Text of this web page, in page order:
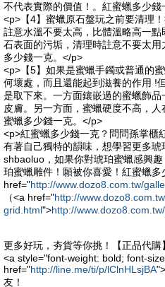
不代表實際的價值！。紅蜜蠟多少錢
<p>【4】蜜蠟原石盤玩之前要清理
註意水溫不要太高，比體溫略高一
石表面的污垢，清理時註意不要太
多少錢一克。</p>
<p>【5】如果是蜜蠟手鐲或普通的
何壞處，而且還能起到滋養的作用 !
是取下來。一方面鑲嵌過的蜜蠟飾
皮膚。另一方面，蜜蠟硬度不高，
蜜蠟多少錢一克。</p>
<p>紅蜜蠟多少錢一克？問問孫掌櫃
有著自己獨特的韻味，想學習更多
shbaoluo，如果你對琥珀蜜蠟感興
珀蜜蠟雕件！願被你喜愛！紅蜜蠟多少錢一
href="http://www.dozo8.com.tw/
（<a href="http://
grid.html">http://
更多好玩，夯貨等你挑！【正品代購
<a style="font-weight: bold; font-
href="http://line.me/ti/p/lClnHLsjBA
友！